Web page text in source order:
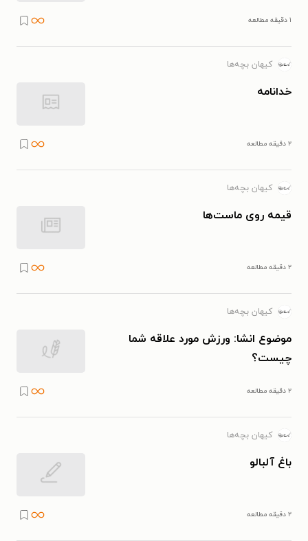
۱ دقیقه مطالعه
کیهان بچه‌ها
خدانامه
۲ دقیقه مطالعه
کیهان بچه‌ها
قیمه روی ماست‌ها
۲ دقیقه مطالعه
کیهان بچه‌ها
موضوع انشا: ورزش مورد علاقه‌ شما
چیست؟
۲ دقیقه مطالعه
کیهان بچه‌ها
باغ آلبالو
۲ دقیقه مطالعه